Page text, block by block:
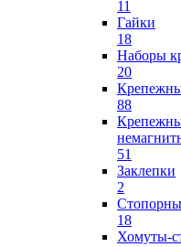
11
Гайки
18
Наборы
20
88
51
Заклепки
2
18
Хомуты-